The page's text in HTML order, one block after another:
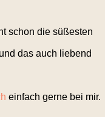
schon die süßesten
das auch liebend
einfach gerne bei mir.